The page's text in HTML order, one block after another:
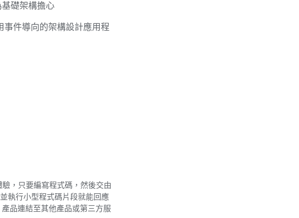
礎架構擔心
件導向的架構設計應用程
，只要編寫程式碼，然後交由
執行小型程式碼片段就能回應
品連結至其他產品或第三方服